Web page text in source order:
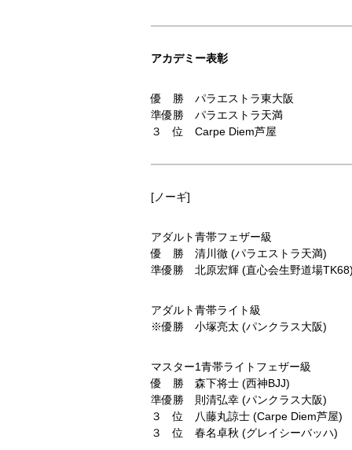
アカデミー表彰
優 勝 パラエストラ東大阪
準優勝 パラエストラ天満
３ 位 Carpe Diem芦屋
[ノーギ]
アダルト青帯フェザー級
優 勝 清川徹 (パラエストラ天満)
準優勝 北原宏輝 (直心会生野道場
アダルト青帯ライト級
※優勝 小塚亮太 (パンクラス大阪)
マスター1青帯ライトフェザー級
優 勝 森下将士 (西神BJJ)
準優勝 則清弘幸 (パンクラス大阪)
３ 位 八藤丸諒士 (Carpe Diem芦屋)
３ 位 春名卓秋 (グレイシーバッハ)